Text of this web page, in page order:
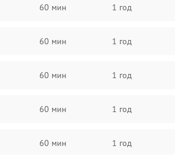
60 мин 1 год
60 мин 1 год
60 мин 1 год
60 мин 1 год
60 мин 1 год